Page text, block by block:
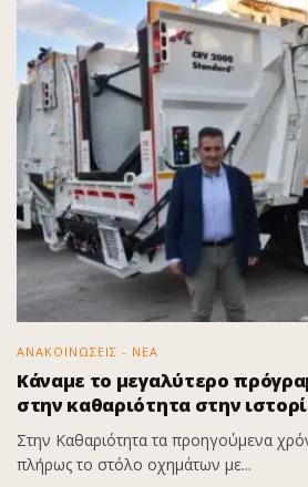
ΑΝΑΚΟΙΝΩΣΕΙΣ - ΝΕΑ
Κάναμε το μεγαλύτερο
στην καθαριότητα στην
Στην Καθαριότητα τα προηγούμενα
πλήρως το στόλο οχημάτων με...